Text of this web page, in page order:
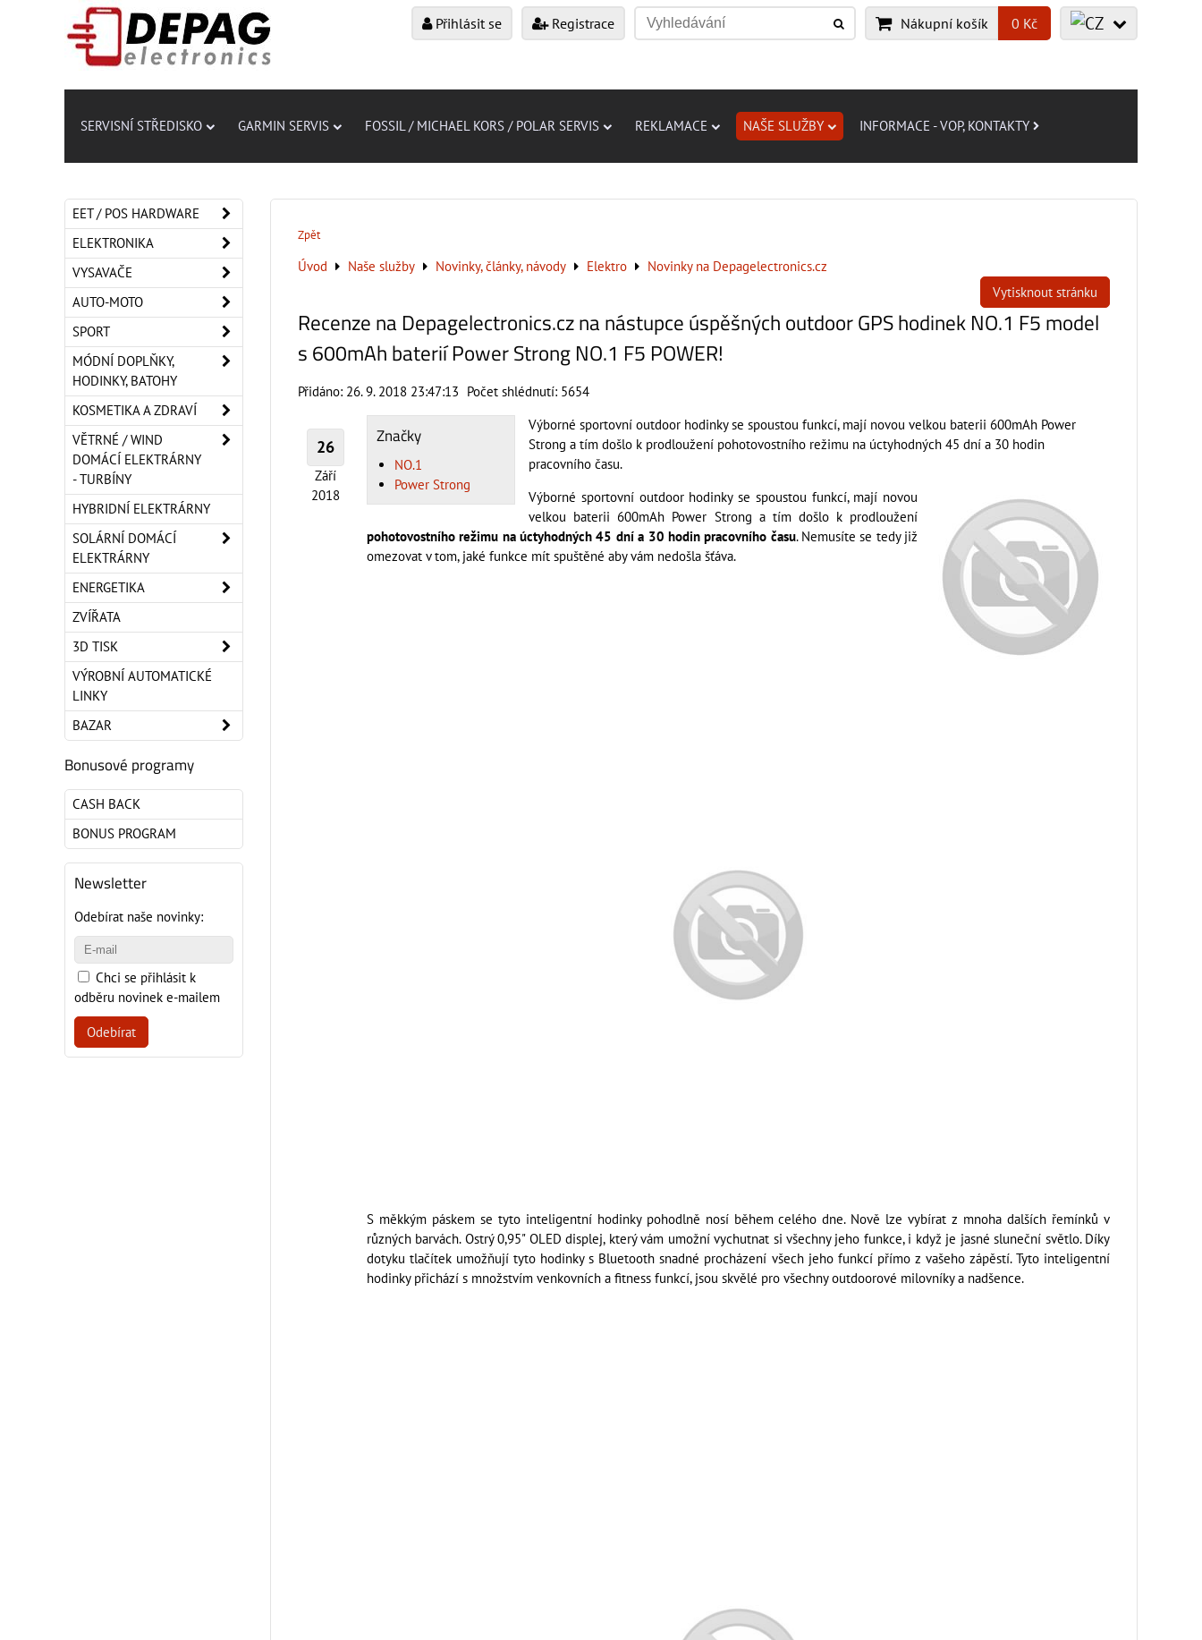
Přihlásit se Registrace Nákupní košík 0 Kč
SERVISNÍ STŘEDISKO GARMIN SERVIS FOSSIL / MICHAEL KORS / POLAR SERVIS REKLAMACE NAŠE SLUŽBY INFORMACE - VOP, KONTAKTY
Zpět
Úvod Naše služby Novinky, články, návody Elektro
Novinky na Depagelectronics.cz
Vytisknout stránku
Recenze na Depagelectronics.cz na nástupce úspěšných outdoor GPS hodinek NO.1 F5 model
s 600mAh baterií Power Strong NO.1 F5 POWER!
Přidáno: 26. 9. 2018 23:47:13 Počet shlédnutí: 5654
26
Září
2018
Značky
NO.1
Power Strong
Výborné sportovní outdoor hodinky se spoustou funkcí, mají novou velkou baterii 600mAh Power
Strong a tím došlo k prodloužení pohotovostního režimu na úctyhodných 45 dní a 30 hodin
pracovního času.
Výborné sportovní outdoor hodinky se spoustou funkcí, mají novou
velkou baterii 600mAh Power Strong a tím došlo k prodloužení
pohotovostního režimu na úctyhodných 45 dní a 30 hodin pracovního času. Nemusíte se tedy již
omezovat v tom, jaké funkce mít spuštěné aby vám nedošla šťáva.
S měkkým páskem se tyto inteligentní hodinky pohodlně nosí během celého dne. Nově lze vybírat z mnoha dalších řemínků v
různých barvách. Ostrý 0,95" OLED displej, který vám umožní vychutnat si všechny jeho funkce, i když je jasné sluneční světlo. Díky
dotyku tlačítek umožňují tyto hodinky s Bluetooth snadné procházení všech jeho funkcí přímo z vašeho zápěstí. Tyto inteligentní
hodinky přichází s množstvím venkovních a fitness funkcí, jsou skvělé pro všechny outdoorové milovníky a nadšence.
EET / POS HARDWARE
ELEKTRONIKA
VYSAVAČE
AUTO-MOTO
SPORT
MÓDNÍ DOPLŇKY,
HODINKY, BATOHY
KOSMETIKA A ZDRAVÍ
VĚTRNÉ / WIND
DOMÁCÍ ELEKTRÁRNY
- TURBÍNY
HYBRIDNÍ ELEKTRÁRNY
SOLÁRNÍ DOMÁCÍ
ELEKTRÁRNY
ENERGETIKA
ZVÍŘATA
3D TISK
VÝROBNÍ AUTOMATICKÉ
LINKY
BAZAR
Bonusové programy
CASH BACK
BONUS PROGRAM
Newsletter
Odebírat naše novinky:
Chci se přihlásit k
odběru novinek e-mailem
Odebírat